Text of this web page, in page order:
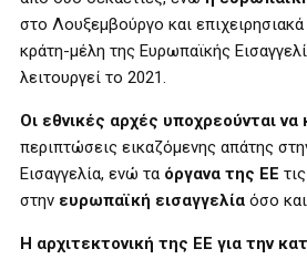
στο Λουξεμβούργο και
κράτη-μέλη της Ευρωπαϊκής
λειτουργεί το 2021.
Οι εθνικές αρχές υποχρεούνται να
περιπτώσεις εικαζόμενης απάτης
Εισαγγελία, ενώ τα όργανα της ΕΕ
στην ευρωπαϊκή εισαγγελία όσο
Η αρχιτεκτονική της ΕΕ για την